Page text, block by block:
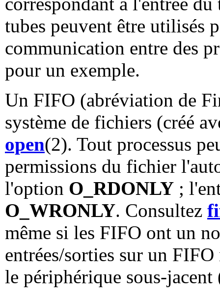
tubes peuvent être utilisés
communication entre des
pour un exemple.
Un FIFO (abréviation de
système de fichiers (créé
open(2). Tout processus
permissions du fichier
l'option O_RDONLY ;
O_WRONLY. Consultez
même si les FIFO ont un
entrées/sorties sur un
le périphérique sous-